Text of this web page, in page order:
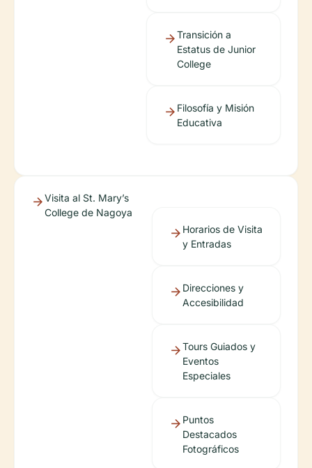
Transición a
Estatus de Junior
College
Filosofía y Misión
Educativa
Visita al St. Mary’s
College de Nagoya
Horarios de Visita
y Entradas
Direcciones y
Accesibilidad
Tours Guiados y
Eventos
Especiales
Puntos
Destacados
Fotográficos